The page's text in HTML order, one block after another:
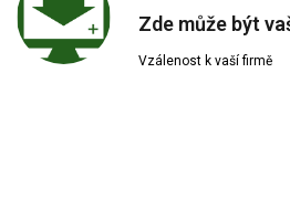
Zde může být
Vzálenost k vaší firmě